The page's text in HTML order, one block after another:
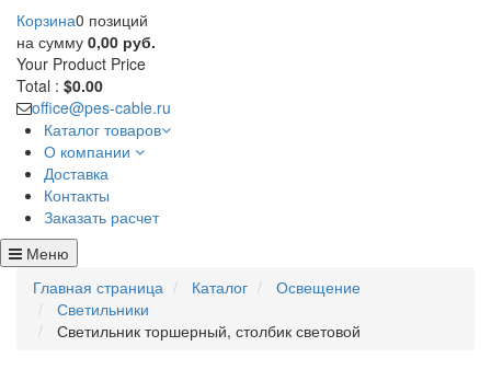
Корзина0 позиций
на сумму 0,00 руб.
Your Product Price
Total : $0.00
office@pes-cable.ru
Каталог товаров
О компании
Доставка
Контакты
Заказать расчет
Меню
Главная страница
Каталог
Освещение
Светильники
Светильник торшерный, столбик световой